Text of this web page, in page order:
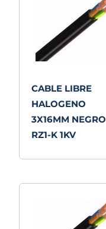
CABLE LIBRE
HALOGENO
3X16MM NEGRO
RZ1-K 1KV